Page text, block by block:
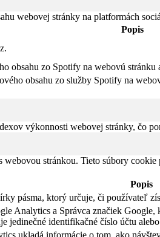
webovej stránky na platformách
Popis
obsahu zo Spotify na webovú
obsahu zo služby Spotify na
výkonnosti webovej stránky, čo
stránkou. Tieto súbory
Popis
pásma, ktorý určuje, či používateľ
Analytics a Správca značiek
jedinečné identifikačné číslo účtu
ukladá informácie o tom, ako